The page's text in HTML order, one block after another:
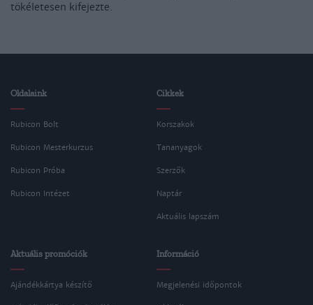
tökéletesen kifejezte.
Oldalaink
Rubicon Bolt
Rubicon Mesterkurzus
Rubicon Próba
Rubicon Intézet
Cikkek
Korszakok
Tananyagok
Szerzők
Naptár
Aktuális lapszám
Aktuális promóciók
Ajándékkártya készítő
Információ
Megjelenési időpontok